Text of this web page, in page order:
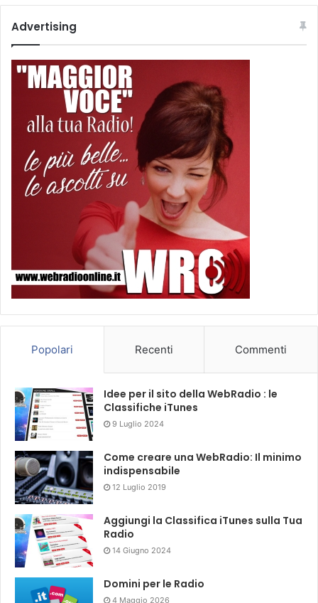
Advertising
Popolari Recenti Commenti
Idee per il sito della WebRadio : le
Classifiche iTunes
9 Luglio 2024
Come creare una WebRadio: Il minimo
indispensabile
12 Luglio 2019
Aggiungi la Classifica iTunes sulla Tua
Radio
14 Giugno 2024
Domini per le Radio
4 Maggio 2026